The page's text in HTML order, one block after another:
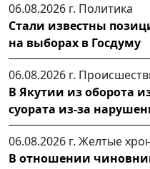
06.08.2026 г. Политика
Стали известны
на выборах в Госдуму
06.08.2026 г.
В Якутии из оборота
суората из-за
06.08.2026 г. Желтые
В отношении